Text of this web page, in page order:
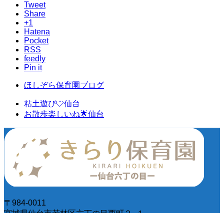
Tweet
Share
+1
Hatena
Pocket
RSS
feedly
Pin it
ほしぞら保育園ブログ
粘土遊び🩵仙台
お散歩楽しいね🌟仙台
〒984-0011